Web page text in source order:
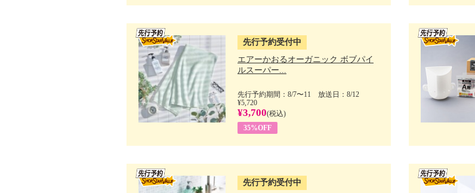
先行予約受付中
エアーかおるオーガニック ボブパイ
ルスーパー...
先行予約期間：8/7〜11 放送日：8/12
¥5,720
¥3,700(税込)
35%OFF
先行予約受付中